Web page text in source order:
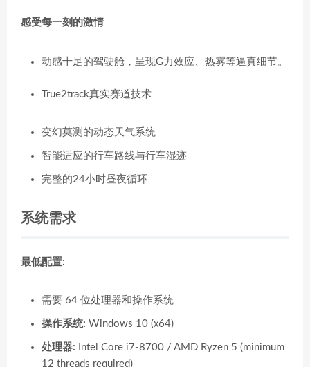
感受每一刻的激情
动感十足的驾驶舱，呈现G力效应、热雾等逼真细节。
True2track真实赛道技术
变幻莫测的动态天气系统
智能适应的行车路线与行车湿迹
完整的24小时昼夜循环
系统需求
最低配置:
需要 64 位处理器和操作系统
操作系统: Windows 10 (x64)
处理器: Intel Core i7-8700 / AMD Ryzen 5 (minimum
12 threads required)